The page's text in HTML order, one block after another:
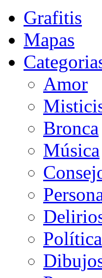
Grafitis
Mapas
Amor
Bronca
Música
Política